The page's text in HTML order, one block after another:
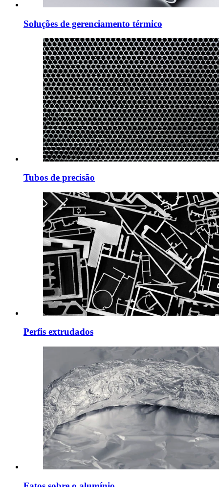
Soluções de gerenciamento térmico
Tubos de precisão
Perfis extrudados